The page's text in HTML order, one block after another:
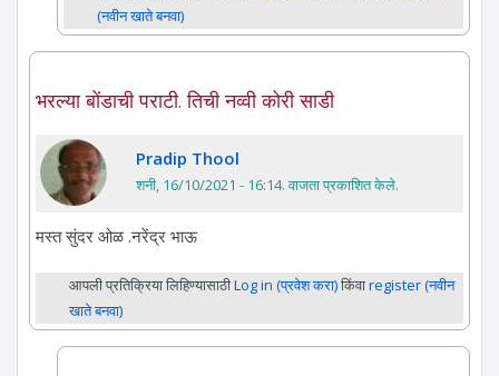
(नवीन खाते बनवा)
भरल्या बोंडाची पराटी. तिची नव्वी कोरी साडी
Pradip Thool
शनी, 16/10/2021 - 16:14. वाजता प्रकाशित केले.
मस्त सुंदर ओळ .नरेंद्र भाऊ
आपली प्रतिक्रिया लिहिण्यासाठीLog in (प्रवेश करा)किंवाregister (नवीन
खाते बनवा)